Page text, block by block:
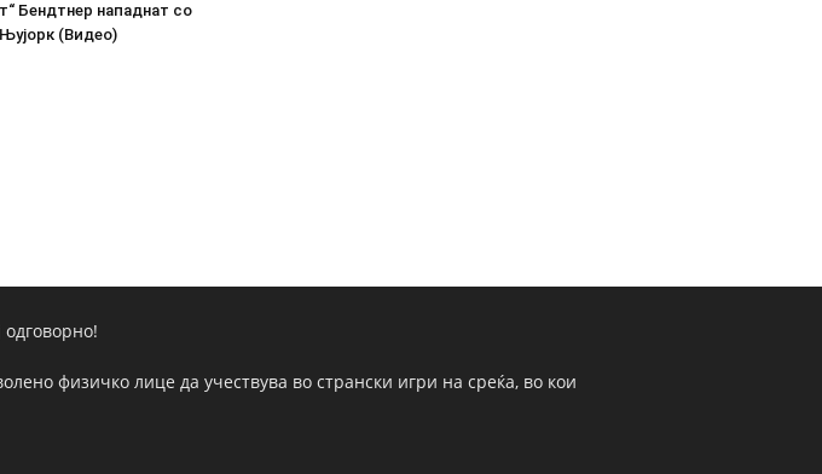
Бендтнер нападнат со
(Видео)
физичко лице да учествува во странски игри на среќа, во кои